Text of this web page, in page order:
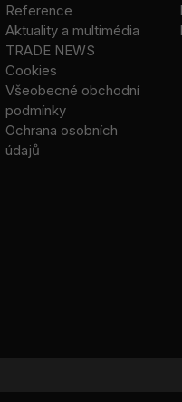
Reference
Aktuality a multimédia
TRADE NEWS
Cookies
Všeobecné obchodní
podmínky
Ochrana osobních
údajů